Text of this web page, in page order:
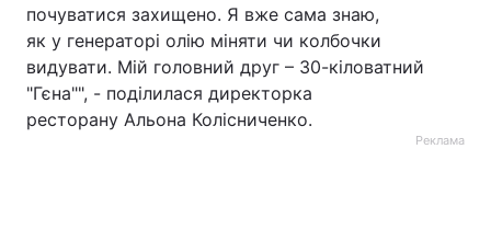
почуватися захищено. Я вже сама знаю,
як у генераторі олію міняти чи колбочки
видувати. Мій головний друг – 30-кіловатний
"Гєна"", - поділилася директорка
ресторану Альона Колісниченко.
Реклама